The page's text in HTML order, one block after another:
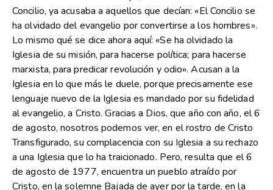
Concilio, ya acusaba a aquellos que decían: «El Concilio se
ha olvidado del evangelio por convertirse a los hombres».
Lo mismo qué se dice ahora aquí: «Se ha olvidado la
Iglesia de su misión, para hacerse política; para hacerse
marxista, para predicar revolución y odio». Acusan a la
Iglesia en lo que más le duele, porque precisamente ese
lenguaje nuevo de la Iglesia es mandado por su fidelidad
al evangelio, a Cristo. Gracias a Dios, que año con año, el 6
de agosto, nosotros podemos ver, en el rostro de Cristo
Transfigurado, su complacencia con su Iglesia a su rechazo
a una Iglesia que lo ha traicionado. Pero, resulta que el 6
de agosto de 1977, encuentra un pueblo atraído por
Cristo, en la solemne Bajada de ayer por la tarde, en la